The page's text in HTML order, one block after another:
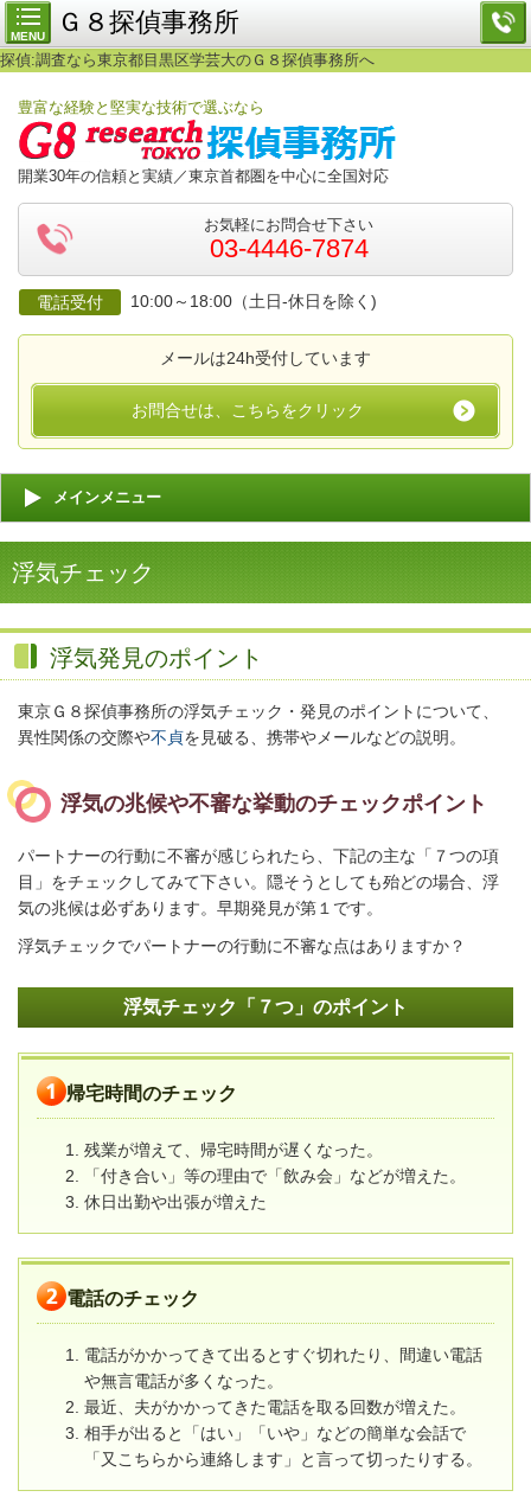
MENU Ｇ８探偵事務所
探偵:調査なら東京都目黒区学芸大のＧ８探偵事務所へ
豊富な経験と堅実な技術で選ぶなら
開業30年の信頼と実績／東京首都圏を中心に全国対応
お気軽にお問合せ下さい
03-4446-7874
電話受付 10:00～18:00（土日-休日を除く)
メールは24h受付しています
お問合せは、こちらをクリック
メインメニュー
浮気チェック
浮気発見のポイント
東京Ｇ８探偵事務所の浮気チェック・発見のポイントについて、
異性関係の交際や不貞を見破る、携帯やメールなどの説明。
浮気の兆候や不審な挙動のチェックポイント
パートナーの行動に不審が感じられたら、下記の主な「７つの項
目」をチェックしてみて下さい。隠そうとしても殆どの場合、浮
気の兆候は必ずあります。早期発見が第１です。
浮気チェックでパートナーの行動に不審な点はありますか？
浮気チェック「７つ」のポイント
帰宅時間のチェック
残業が増えて、帰宅時間が遅くなった。
「付き合い」等の理由で「飲み会」などが増えた。
休日出勤や出張が増えた
電話のチェック
電話がかかってきて出るとすぐ切れたり、間違い電話
や無言電話が多くなった。
最近、夫がかかってきた電話を取る回数が増えた。
相手が出ると「はい」「いや」などの簡単な会話で
「又こちらから連絡します」と言って切ったりする。